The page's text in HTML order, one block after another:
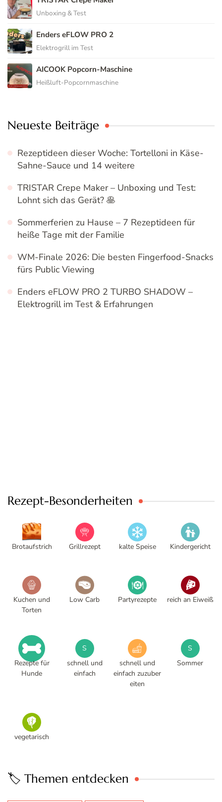
Unboxing & Test
Enders eFLOW PRO 2
Elektrogrill im Test
AICOOK Popcorn-Maschine
Heißluft-Popcornmaschine
Neueste Beiträge
Rezeptideen dieser Woche: Tortelloni in Käse-
Sahne-Sauce und 14 weitere
TRISTAR Crepe Maker – Unboxing und Test:
Lohnt sich das Gerät? 🥞
Sommerferien zu Hause – 7 Rezeptideen für
heiße Tage mit der Familie
WM-Finale 2026: Die besten Fingerfood-Snacks
fürs Public Viewing
Enders eFLOW PRO 2 TURBO SHADOW –
Elektrogrill im Test & Erfahrungen
Rezept-Besonderheiten
Brotaufstrich Grillrezept kalte Speise Kindergericht
Kuchen und
Torten
Low Carb Partyrezepte reich an Eiweiß
Rezepte für
Hunde
S
schnell und
einfach
schnell und
einfach zuzuber
eiten
S
Sommer
vegetarisch
🏷️ Themen entdecken